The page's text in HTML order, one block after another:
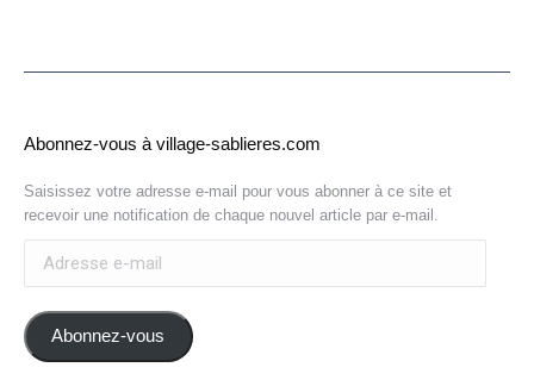
Abonnez-vous à village-sablieres.com
Saisissez votre adresse e-mail pour vous abonner à ce site et
recevoir une notification de chaque nouvel article par e-mail.
Abonnez-vous